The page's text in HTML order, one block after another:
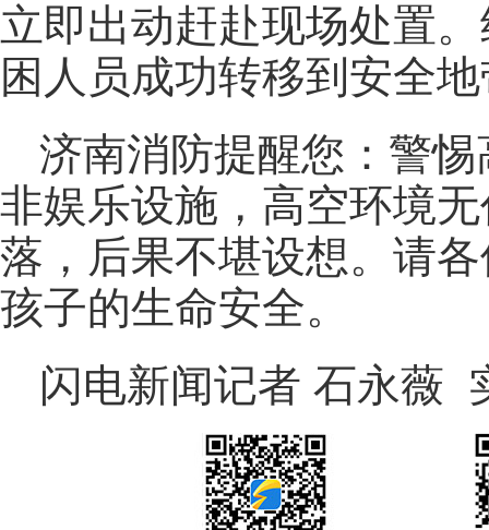
立即出动赶赴现场处置
困人员成功转移到安全
济南消防提醒您：警
非娱乐设施，高空环境
落，后果不堪设想。请
孩子的生命安全。
闪电新闻记者 石永薇